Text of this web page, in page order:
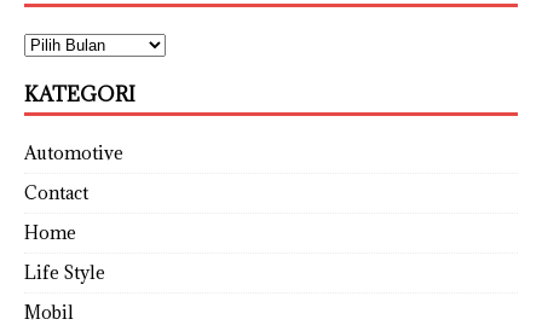
KATEGORI
Automotive
Contact
Home
Life Style
Mobil